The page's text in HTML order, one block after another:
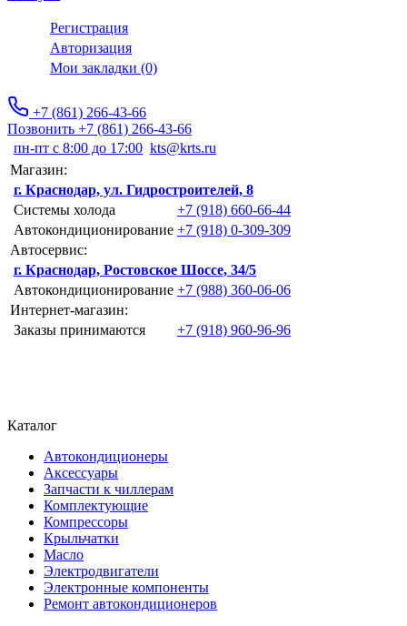
Регистрация
Авторизация
Мои закладки (0)
+7 (861) 266-43-66
Позвонить +7 (861) 266-43-66
пн-пт с 8:00 до 17:00 kts@krts.ru
Магазин:
г. Краснодар, ул. Гидростроителей, 8
Системы холода
+7 (918) 660-66-44
Автокондиционирование +7 (918) 0-309-309
Автосервис:
г. Краснодар, Ростовское Шоссе, 34/5
Автокондиционирование +7 (988) 360-06-06
Интернет-магазин:
Заказы принимаются
+7 (918) 960-96-96
Каталог
Автокондиционеры
Аксессуары
Запчасти к чиллерам
Комплектующие
Компрессоры
Крыльчатки
Масло
Электродвигатели
Электронные компоненты
Ремонт автокондиционеров